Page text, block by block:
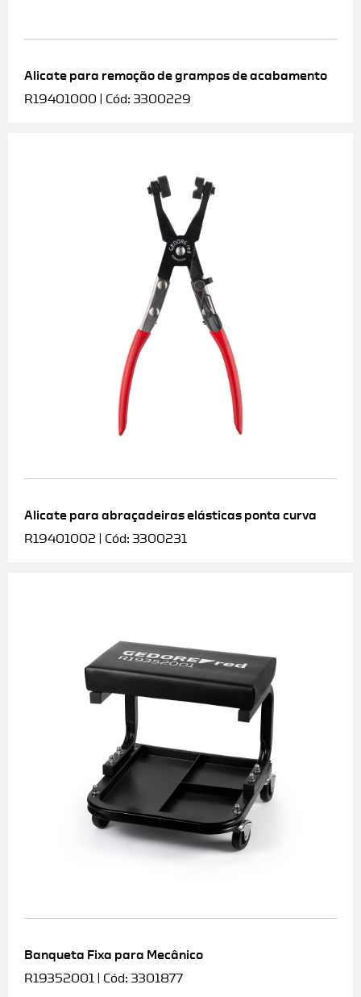
Alicate para remoção de grampos de acabamento
R19401000 | Cód: 3300229
Alicate para abraçadeiras elásticas ponta curva
R19401002 | Cód: 3300231
Banqueta Fixa para Mecânico
R19352001 | Cód: 3301877